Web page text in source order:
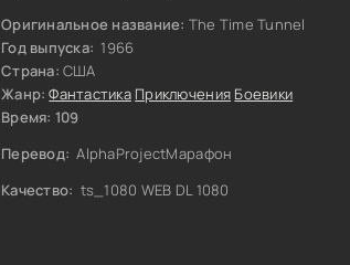
Оригинальное название: The Time Tunnel
Год выпуска: 1966
Страна: США
Жанр: Фантастика Приключения Боевики
Время: 109
Перевод: AlphaProjectМарафон
Качество: ts_1080 WEB DL 1080